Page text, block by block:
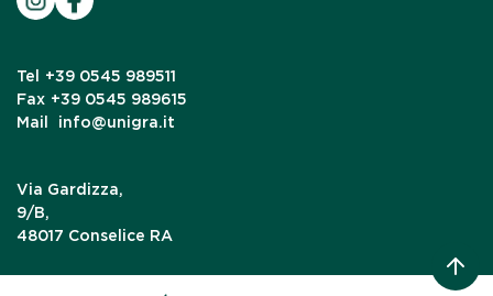
Tel
+39 0545 989511
Fax +39 0545 989615
Mail
info@unigra.it
Via Gardizza,
9/B,
48017 Conselice RA